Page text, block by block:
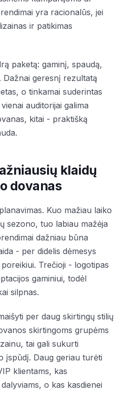
yra racionalūs, jei
ir patikimas
paketą: gaminį, spaudą,
Dažnai geresnį rezultatą
o tinkamai suderintas
auditorijai galima
kitai - praktišką
klaidų
dovanas
Kuo mažiau laiko
sezono, tuo labiau mažėja
dažniau būna
- per didelis dėmesys
Trečioji - logotipas
gaminiui, todėl
silpnas.
per daug skirtingų stilių
skirtingoms grupėms
tai gali sukurti
įspūdį. Daug geriau turėti
klientams, kas
o kas kasdienei